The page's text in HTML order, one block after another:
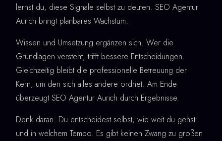
lernst du, diese Signale selbst zu deuten. SEO Agentur
Aurich bringt planbares Wachstum.
Wissen und Umsetzung ergänzen sich. Wer die
Grundlagen versteht, trifft bessere Entscheidungen.
Gleichzeitig bleibt die professionelle Betreuung der
Kern, um den sich alles andere ordnet. Am Ende
überzeugt SEO Agentur Aurich durch Ergebnisse.
Denk daran: Du entscheidest selbst, wie weit du gehst
und in welchem Tempo. Es gibt keinen Zwang zu großen